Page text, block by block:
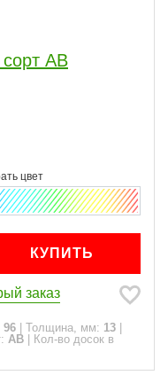
сорт АВ
КУПИТЬ
заказ
96 Толщина, мм: 13
АВ
Кол-во досок в